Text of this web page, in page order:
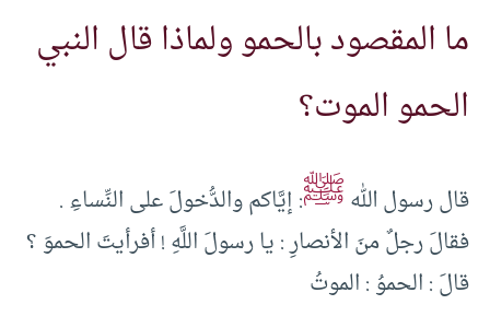
ما المقصود بالحمو ولماذا قال النبي
الحمو الموت؟
قال رسول اللهﷺ: إيَّاكم والدُّخولَ على النِّساءِ .
فقالَ رجلٌ منَ الأنصارِ : يا رسولَ اللَّهِ ! أفرأيتَ الحموَ ؟
قالَ : الحموُ : الموتُ